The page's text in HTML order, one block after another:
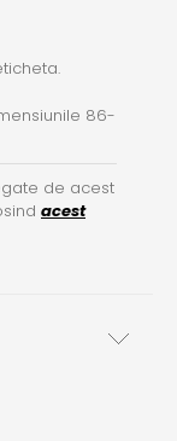
86-
de acest
acest